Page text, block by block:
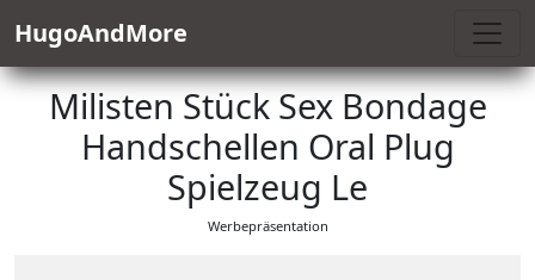
HugoAndMore
Milisten Stück Sex Bondage
Handschellen Oral Plug
Spielzeug Le
Werbepräsentation